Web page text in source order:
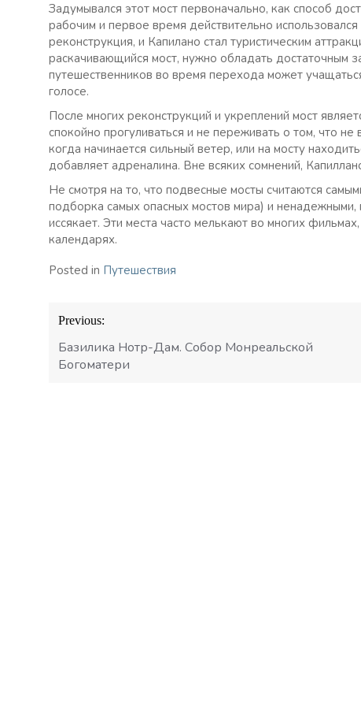
Задумывался этот мост первоначально, как способ
рабочим и первое время действительно
реконструкция, и Капилано стал туристическим
раскачивающийся мост, нужно обладать достаточным
путешественников во время перехода может
голосе.
После многих реконструкций и укреплений мост
спокойно прогуливаться и не переживать о том, что
когда начинается сильный ветер, или на мосту
добавляет адреналина. Вне всяких сомнений,
Не смотря на то, что подвесные мосты считаются
подборка самых опасных мостов мира) и
иссякает. Эти места часто мелькают во многих
календарях.
Posted in Путешествия
Навигация
по
записям
Previous:
Базилика Нотр-Дам. Собор Монреальской
Богоматери